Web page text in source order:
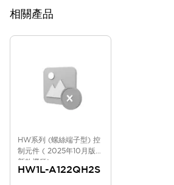
相關產品
HW系列 (螺絲端子型) 控
制元件 ( 2025年10月版
新款機種)
HW1L-A122QH2S